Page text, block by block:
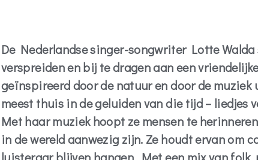
De Nederlandse singer-songwriter Lotte
verspreiden en bij te dragen aan een
geïnspireerd door de natuur en door de
meest thuis in de geluiden van die tijd – liedjes
Met haar muziek hoopt ze mensen te
in de wereld aanwezig zijn. Ze houdt ervan om